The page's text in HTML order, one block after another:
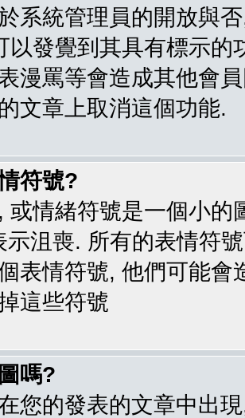
系統管理員的開放與
以發覺到其具有標示
漫罵等會造成其他會
文章上取消這個功能.
符號?
或情緒符號是一個小
示沮喪. 所有的表情符
表情符號, 他們可能
這些符號
嗎?
您的發表的文章中出